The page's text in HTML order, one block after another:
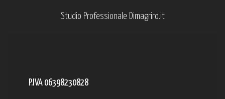
Studio Professionale Dimagriro.it
P.IVA 06398230828